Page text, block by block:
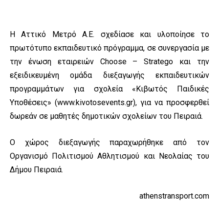
Η Αττικό Μετρό Α.Ε. σχεδίασε και υλοποίησε το
πρωτότυπο εκπαιδευτικό πρόγραμμα, σε συνεργασία με
την ένωση εταιρειών Choose – Stratego και την
εξειδικευμένη ομάδα διεξαγωγής εκπαιδευτικών
προγραμμάτων για σχολεία «Κιβωτός Παιδικές
Υποθέσεις» (www.kivotosevents.gr), για να προσφερθεί
δωρεάν σε μαθητές δημοτικών σχολείων του Πειραιά.
Ο χώρος διεξαγωγής παραχωρήθηκε από τον
Οργανισμό Πολιτισμού Αθλητισμού και Νεολαίας του
Δήμου Πειραιά.
athenstransport.com